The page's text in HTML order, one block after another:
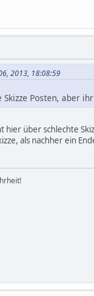
2013, 18:08:59
Posten, aber
hier über schlechte
als nachher ein